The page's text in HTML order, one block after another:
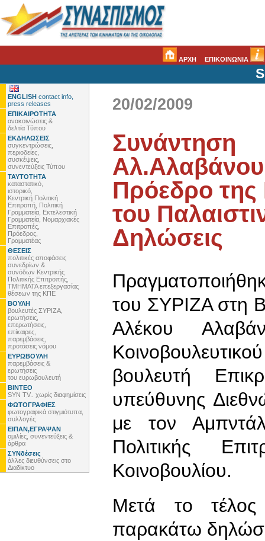
ΑΡΧΗ ΕΠΙΚΟΙΝΩΝΙΑ
ENGLISH contact info,
press releases
ΕΠΙΚΑΙΡΟΤΗΤΑ
ανακοινώσεις &
δελτία Τύπου
ΕΚΔΗΛΩΣΕΙΣ
συγκεντρώσεις,
περιοδείες,
συσκέψεις,
συνεντεύξεις Τύπου
ΤΑΥΤΟΤΗΤΑ
καταστατικό,
ιστορικό,
Κεντρική Πολιτική
Επιτροπή, Πολιτική
Γραμματεία, Εκτελεστική
Γραμματεία, Νομαρχιακές
Επιτροπές,
Πρόεδρος,
Γραμματέας
ΘΕΣΕΙΣ
πολιτικές αποφάσεις
συνεδρίων &
συνόδων Κεντρικής
Πολιτικής Επιτροπής,
ΤΜΗΜΑΤΑ επεξεργασίας
θέσεων της ΚΠΕ
ΒΟΥΛΗ
βουλευτές ΣΥΡΙΖΑ,
ερωτήσεις,
επερωτήσεις,
επίκαιρες,
παρεμβάσεις,
προτάσεις νόμου
ΕΥΡΩΒΟΥΛΗ
παρεμβάσεις &
ερωτήσεις
του ευρωβουλευτή
ΒΙΝΤΕΟ
SYN TV.. χωρίς διαφημίσεις
ΦΩΤΟΓΡΑΦΙΕΣ
φωτογραφικά στιγμιότυπα,
συλλογές
ΕΙΠΑΝ,ΕΓΡΑΨΑΝ
ομιλίες, συνεντεύξεις &
άρθρα
ΣΥΝδέσεις
άλλες διευθύνσεις στο
Διαδίκτυο
20/02/2009
Συνάντηση
Αλ.Αλαβάνου
Πρόεδρο της
του
Δηλώσεις
του ΣΥΡΙΖΑ στη
Αλέκου
βουλευτή
υπεύθυνης
με τον
Πολιτικής
Κοινοβουλίου.
Μετά το τέλος
παρακάτω